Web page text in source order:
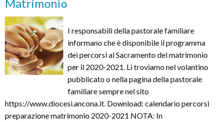
Matrimonio
I responsabili della pastorale familiare
informano che è disponibile il programma
dei percorsi al Sacramento del matrimonio
per il 2020-2021. Li troviamo nel volantino
pubblicato o nella pagina della pastorale
familiare sempre nel sito
https://www.diocesi.ancona.it. Download: calendario percorsi
preparazione matrimonio 2020-2021 NOTA: In